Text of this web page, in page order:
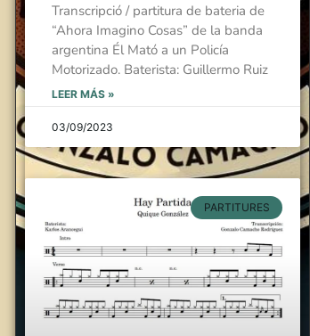
Transcripció / partitura de bateria de
“Ahora Imagino Cosas” de la banda
argentina Él Mató a un Policía
Motorizado. Baterista: Guillermo Ruiz
LEER MÁS »
03/09/2023
PARTITURES